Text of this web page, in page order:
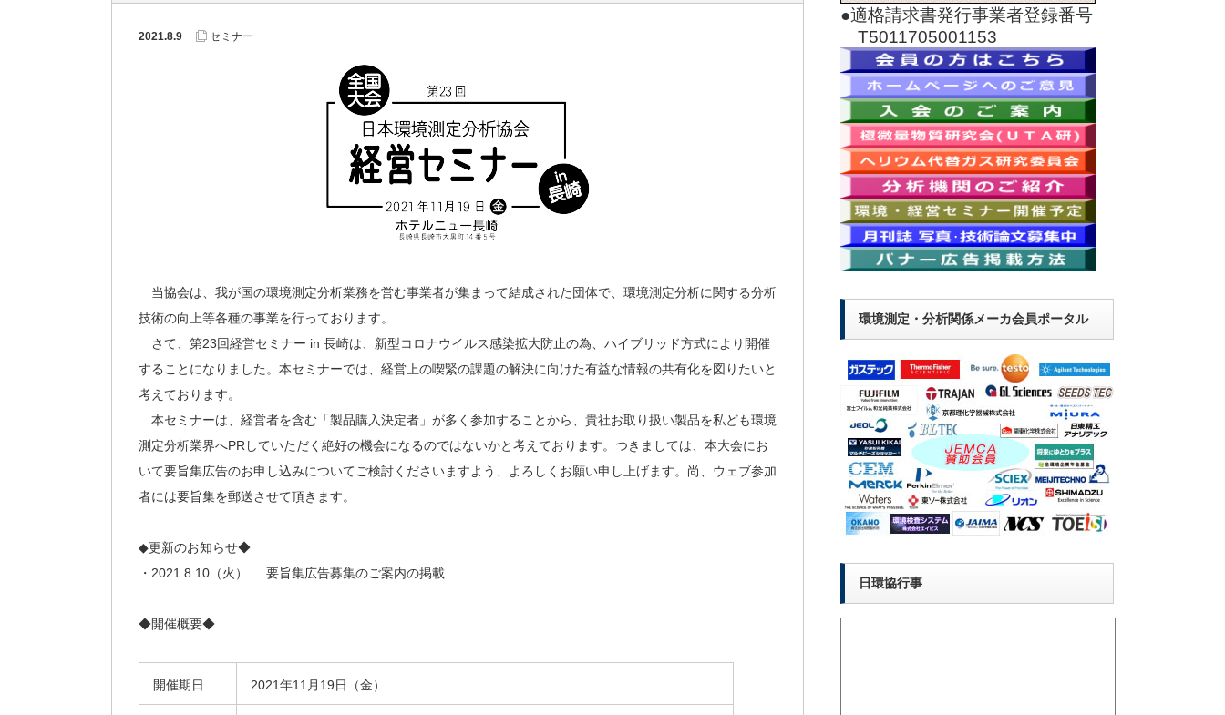
2021.8.9 セミナー
当協会は、我が国の環境測定分析業務を営む事業者が集まって結成された団体で、環境測定分析に関する分析
技術の向上等各種の事業を行っております。
さて、第23回経営セミナー in 長崎は、新型コロナウイルス感染拡大防止の為、ハイブリッド方式により開催
することになりました。本セミナーでは、経営上の喫緊の課題の解決に向けた有益な情報の共有化を図りたいと
考えております。
本セミナーは、経営者を含む「製品購入決定者」が多く参加することから、貴社お取り扱い製品を私ども環境
測定分析業界へPRしていただく絶好の機会になるのではないかと考えております。つきましては、本大会にお
いて要旨集広告のお申し込みについてご検討くださいますよう、よろしくお願い申し上げます。尚、ウェブ参加
者には要旨集を郵送させて頂きます。
◆更新のお知らせ◆
・2021.8.10（火） 要旨集広告募集のご案内の掲載
◆開催概要◆
開催期日 2021年11月19日（金）
●適格請求書発行事業者登録番号
T5011705001153
環境測定・分析関係メーカ会員ポータル
日環協行事